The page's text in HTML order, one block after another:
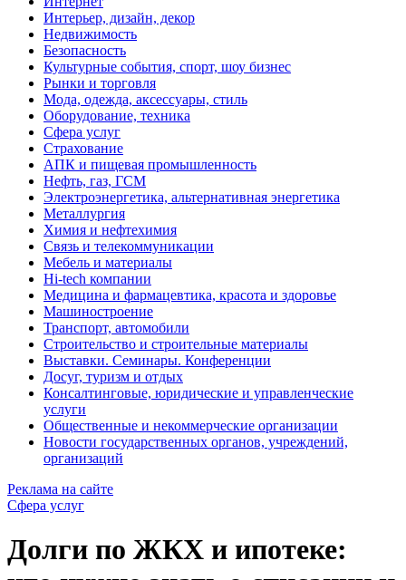
Интерьер, дизайн, декор
Недвижимость
Безопасность
Культурные события, спорт, шоу бизнес
Рынки и торговля
Мода, одежда, аксессуары, стиль
Оборудование, техника
Сфера услуг
Страхование
АПК и пищевая промышленность
Нефть, газ, ГСМ
Электроэнергетика, альтернативная энергетика
Металлургия
Химия и нефтехимия
Связь и телекоммуникации
Мебель и материалы
Hi-tech компании
Медицина и фармацевтика, красота и здоровье
Машиностроение
Транспорт, автомобили
Строительство и строительные материалы
Выставки. Семинары. Конференции
Досуг, туризм и отдых
Консалтинговые, юридические и управленческие
услуги
Общественные и некоммерческие организации
Новости государственных органов, учреждений,
организаций
Реклама на сайте
Сфера услуг
Долги по ЖКХ и ипотеке: